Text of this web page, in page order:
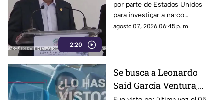
2:20
a alcaldes
por parte de Estados Unidos
para investigar a narco
políticos ha sido cuestionado
entre ellos Rubén Rocha y
Enrique Inzunza.
agosto 07, 2026 06:45 p. m.
Se busca a Leonardo
Said García Ventura,